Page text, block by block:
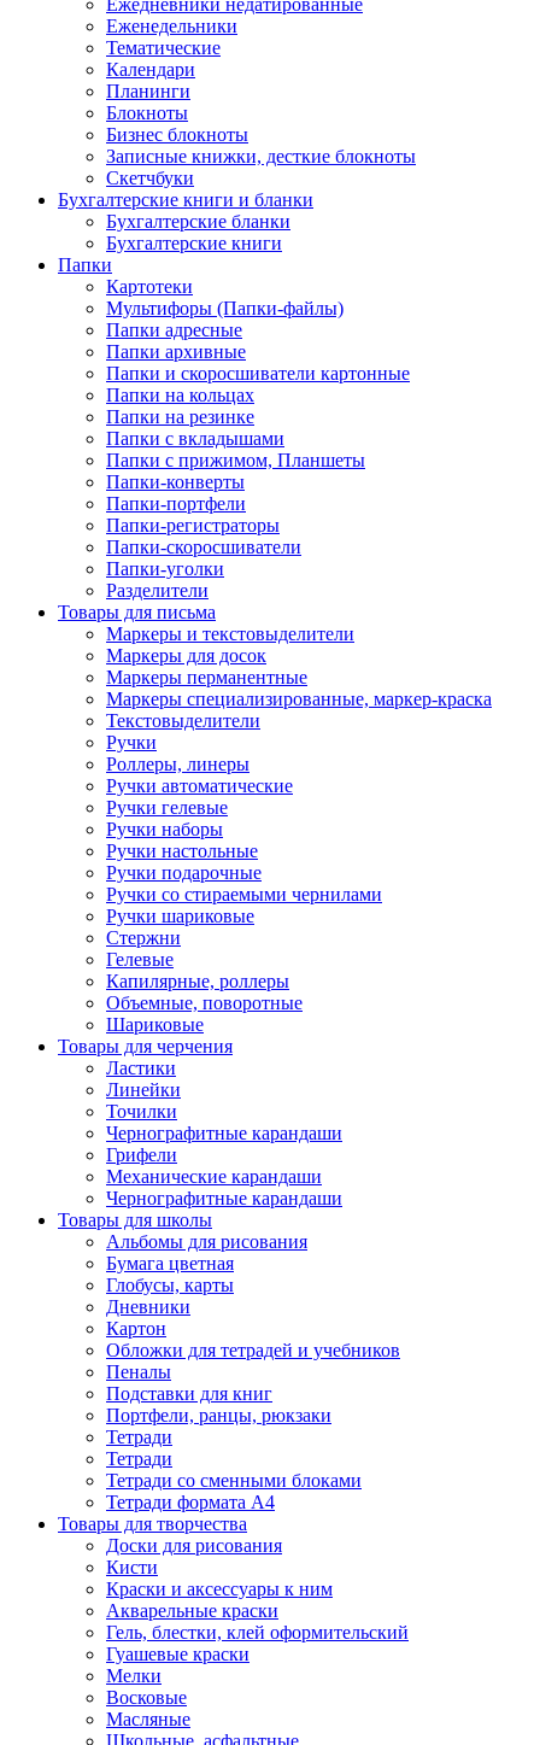
Ежедневники недатированные
Еженедельники
Тематические
Календари
Планинги
Блокноты
Бизнес блокноты
Записные книжки, десткие блокноты
Скетчбуки
Бухгалтерские книги и бланки
Бухгалтерские бланки
Бухгалтерские книги
Папки
Картотеки
Мультифоры (Папки-файлы)
Папки адресные
Папки архивные
Папки и скоросшиватели картонные
Папки на кольцах
Папки на резинке
Папки с вкладышами
Папки с прижимом, Планшеты
Папки-конверты
Папки-портфели
Папки-регистраторы
Папки-скоросшиватели
Папки-уголки
Разделители
Товары для письма
Маркеры и текстовыделители
Маркеры для досок
Маркеры перманентные
Маркеры специализированные, маркер-краска
Текстовыделители
Ручки
Роллеры, линеры
Ручки автоматические
Ручки гелевые
Ручки наборы
Ручки настольные
Ручки подарочные
Ручки со стираемыми чернилами
Ручки шариковые
Стержни
Гелевые
Капилярные, роллеры
Объемные, поворотные
Шариковые
Товары для черчения
Ластики
Линейки
Точилки
Чернографитные карандаши
Грифели
Механические карандаши
Чернографитные карандаши
Товары для школы
Альбомы для рисования
Бумага цветная
Глобусы, карты
Дневники
Картон
Обложки для тетрадей и учебников
Пеналы
Подставки для книг
Портфели, ранцы, рюкзаки
Тетради
Тетради
Тетради со сменными блоками
Тетради формата А4
Товары для творчества
Доски для рисования
Кисти
Краски и аксессуары к ним
Акварельные краски
Гель, блестки, клей оформительский
Гуашевые краски
Мелки
Восковые
Масляные